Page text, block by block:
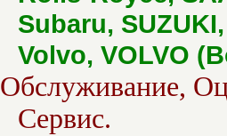
Subaru,
Volvo, VOLVO
Обслуживание,
Сервис.